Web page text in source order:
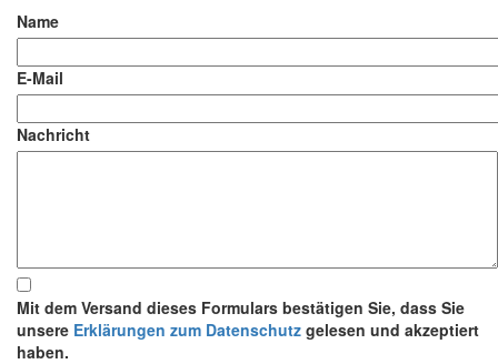
Name
E-Mail
Nachricht
Mit dem Versand dieses Formulars bestätigen Sie, dass Sie
unsere Erklärungen zum Datenschutz gelesen und akzeptiert
haben.